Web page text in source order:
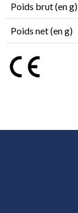
Poids brut (en g)
Poids net (en g)